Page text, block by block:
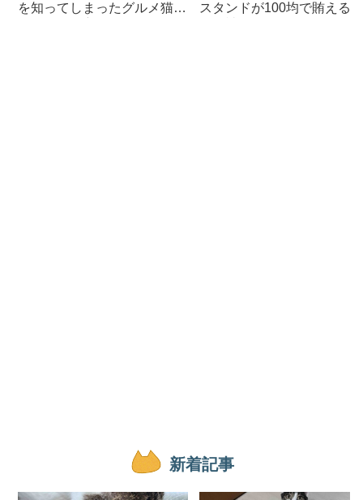
を知ってしまったグルメ猫の
スタンドが100均で賄えるな
新着記事